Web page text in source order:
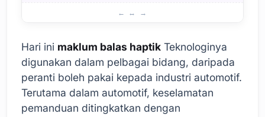
Hari ini maklum balas haptik Teknologinya
digunakan dalam pelbagai bidang, daripada
peranti boleh pakai kepada industri automotif.
Terutama dalam automotif, keselamatan
pemanduan ditingkatkan dengan